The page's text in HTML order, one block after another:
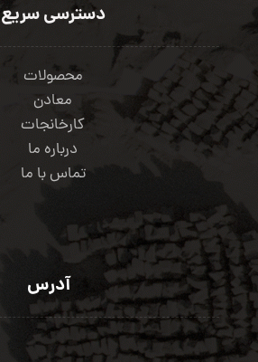
دسترسی سریع
محصولات
معادن
کارخانجات
درباره ما
تماس با ما
آدرس